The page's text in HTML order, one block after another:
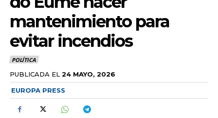
mantenimiento para
evitar incendios
POLÍTICA
PUBLICADA EL 24 MAYO, 2026
EUROPA PRESS